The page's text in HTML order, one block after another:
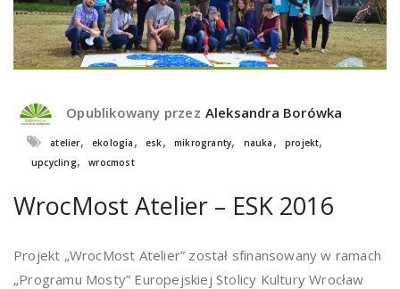
Opublikowany przez Aleksandra Borówka
atelier, ekologia , esk, mikrogranty, nauka , projekt,
upcycling, wrocmost
WrocMost Atelier – ESK 2016
Projekt „WrocMost Atelier” został sfinansowany w ramach
„Programu Mosty” Europejskiej Stolicy Kultury Wrocław